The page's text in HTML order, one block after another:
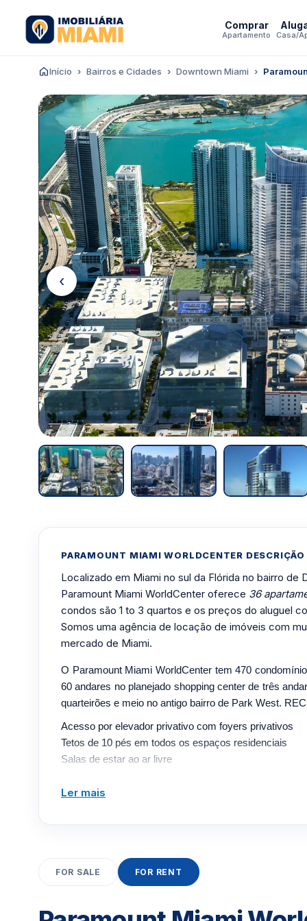
Comprar
Apartamento Casa/
Início Bairros e Cidades Downtown Miami
‹
PARAMOUNT MIAMI WORLDCENTER
Localizado em Miami no sul da Flórida no bairro de
Paramount Miami WorldCenter oferece 36
condos são 1 to 3 quartos e os preços do aluguel
Somos uma agência de locação de imóveis com
mercado de Miami.
O Paramount Miami WorldCenter tem 470
60 andares no planejado shopping center de três
quarteirões e meio no antigo bairro de Park West.
Acesso por elevador privativo com foyers privativos
Tetos de 10 pés em todos os espaços residenciais
Salas de estar ao ar livre
Cozinhas europeias de design
Lavanderia completa
Aplicativo móvel PARAMOUNT Residences
Acesso privado direto ao 3º andar a partir
Centro mundial. • Comodidades do 9º andar:
Ler mais
FOR SALE FOR RENT